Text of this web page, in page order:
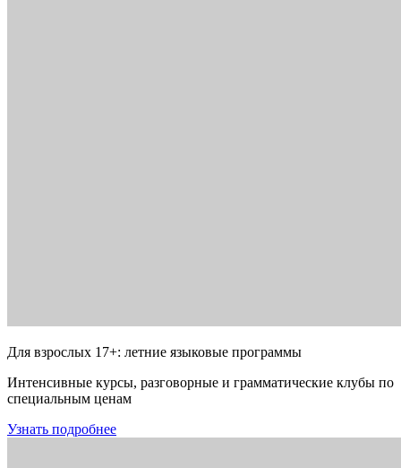
Для взрослых 17+: летние языковые программы
Интенсивные курсы, разговорные и грамматические клубы по
специальным ценам
Узнать подробнее